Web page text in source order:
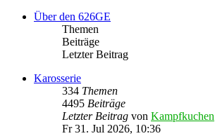
Über den 626GE
Themen
Beiträge
Letzter Beitrag
Karosserie
334 Themen
4495 Beiträge
Letzter Beitrag von Kampfkuchen
Fr 31. Jul 2026, 10:36